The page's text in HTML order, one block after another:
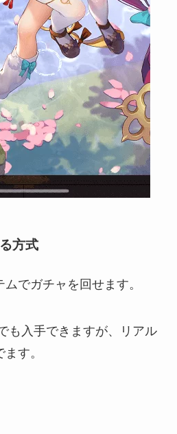
方式
ムでガチャを回せます。
も入手できますが、リアル
す。